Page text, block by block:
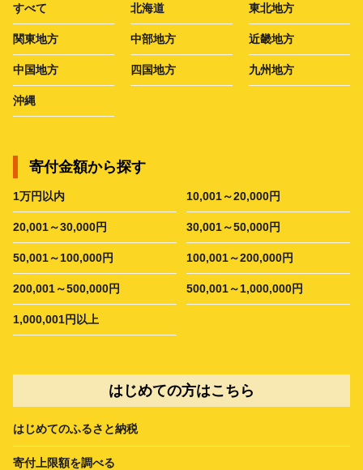
すべて 北海道 東北地方
関東地方 中部地方 近畿地方
中国地方 四国地方 九州地方
沖縄
寄付金額から探す
1万円以内 10,001～20,000円
20,001～30,000円 30,001～50,000円
50,001～100,000円 100,001～200,000円
200,001～500,000円 500,001～1,000,000円
1,000,001円以上
はじめての方はこちら
はじめてのふるさと納税
寄付上限額を調べる